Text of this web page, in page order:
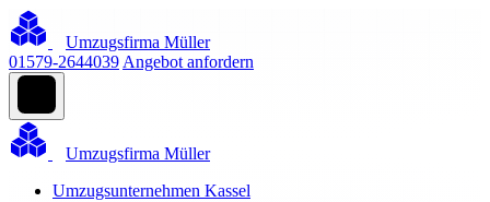
Umzugsfirma Müller
01579-2644039 Angebot anfordern
Umzugsfirma Müller
Umzugsunternehmen Kassel